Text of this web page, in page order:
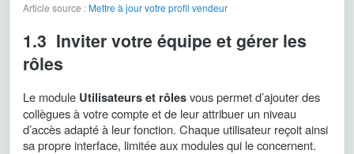
Article source :Mettre à jour votre profil vendeur
1.3 Inviter votre équipe et gérer les
rôles
Le module Utilisateurs et rôlesvous permet d’ajouter des
collègues à votre compte et de leur attribuer un niveau
d’accès adapté à leur fonction. Chaque utilisateur reçoit ainsi
sa propre interface, limitée aux modules qui le concernent.